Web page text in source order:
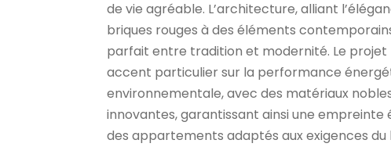
de vie agréable. L’architecture, alliant
briques rouges à des éléments
parfait entre tradition et modernité. Le
accent particulier sur la performance
environnementale, avec des matériaux
innovantes, garantissant ainsi une empreinte
des appartements adaptés aux exigences du